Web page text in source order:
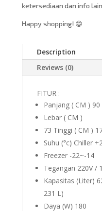
ketersediaan dan info
Happy shopping! 😁
Description
Reviews (0)
FITUR :
Panjang ( CM ) 90
Lebar ( CM )
73 Tinggi ( CM )
Suhu (°c) Chiller
Freezer -22~-14
Tegangan 220V /
Kapasitas (Liter)
231 L)
Daya (W) 180